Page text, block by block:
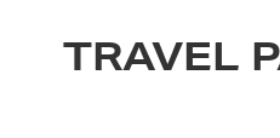
TRAVEL